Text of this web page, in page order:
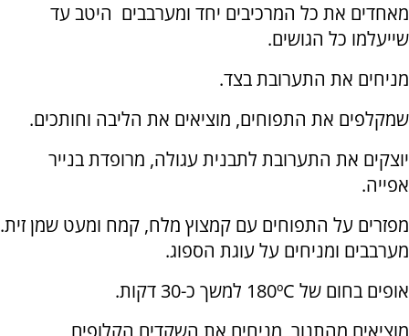
מאחדים את כל המרכיבים יחד ומערבבים היטב עד
שייעלמו כל הגושים.
מניחים את התערובת בצד.
שמקלפים את התפוחים, מוציאים את הליבה וחותכים.
יוצקים את התערובת לתבנית עגולה, מרופדת בנייר
אפייה.
מפזרים על התפוחים עם קמצוץ מלח, קמח ומעט שמן זית.
מערבבים ומניחים על עוגת הספוג.
אופים בחום של 180ºC למשך כ-30 דקות.
מוציאים מהתנור, מניחים את השקדים הקלופים